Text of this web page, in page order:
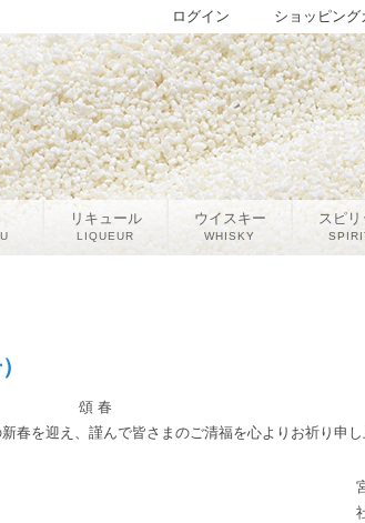
頌 春
春を迎え、謹んで皆さまのご清福を心よりお祈り申し
リキュール
LIQUEUR
ウイスキー
WHISKY
スピリ
ショッピング
ログイン